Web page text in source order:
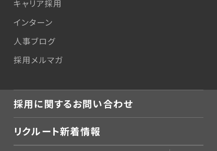
キャリア採用
インターン
人事ブログ
採用メルマガ
採用に関するお問い合わせ
リクルート新着情報